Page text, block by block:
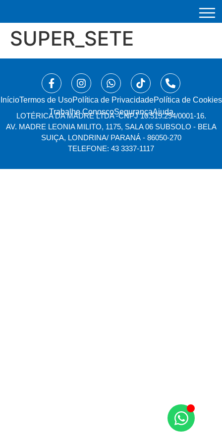
SUPER_SETE
Início⁠Termos de UsoPolítica de PrivacidadePolítica de Cookies
Trabalhe ConoscoSegurançaAjuda
LOTÉRICA DA MADRE LTDA -CNPJ 10.519.294/0001-16.
AV. MADRE LEONIA MILITO, 1175, SALA 06 SUBSOLO - BELA
SUIÇA, LONDRINA/ PARANÁ - 86050-270
TELEFONE: 43 3337-1117